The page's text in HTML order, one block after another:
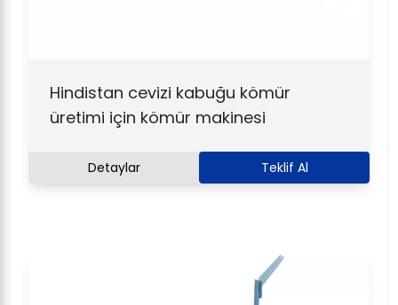
Hindistan cevizi kabuğu kömür
üretimi için kömür makinesi
Detaylar Teklif Al